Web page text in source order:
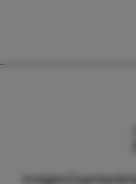
Vragen/